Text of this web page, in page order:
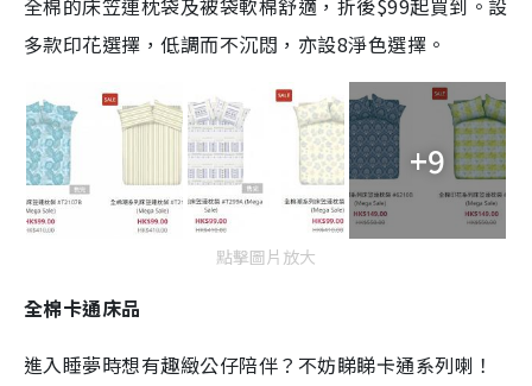
全棉的床笠連枕袋及被袋軟棉舒適，折後$99起買到。設
多款印花選擇，低調而不沉悶，亦設8淨色選擇。
+9
點擊圖片放大
全棉卡通床品
進入睡夢時想有趣緻公仔陪伴？不妨睇睇卡通系列喇！